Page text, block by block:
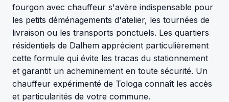
fourgon avec chauffeur s'avère indispensable pour
les petits déménagements d'atelier, les tournées de
livraison ou les transports ponctuels. Les quartiers
résidentiels de Dalhem apprécient particulièrement
cette formule qui évite les tracas du stationnement
et garantit un acheminement en toute sécurité. Un
chauffeur expérimenté de Tologa connaît les accès
et particularités de votre commune.